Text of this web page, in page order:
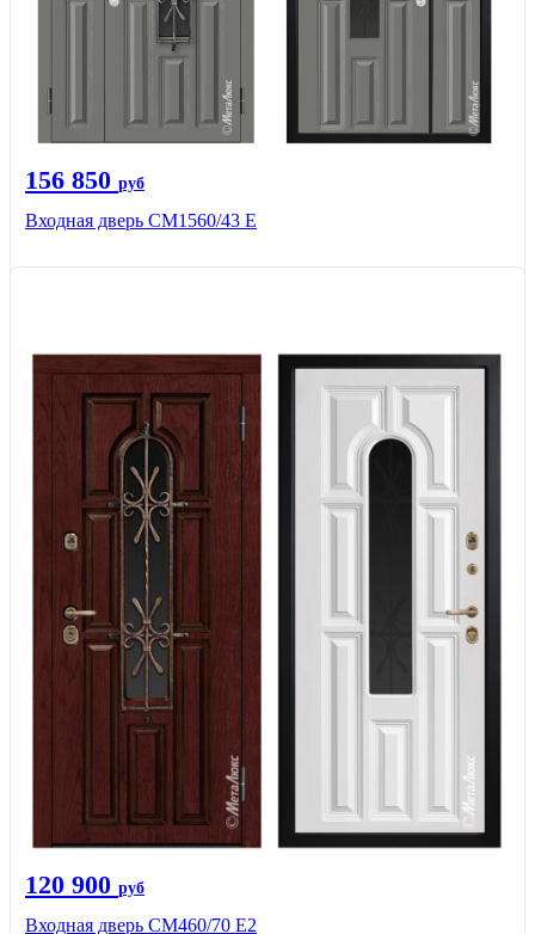
156 850 руб
Входная дверь СМ1560/43 Е
120 900 руб
Входная дверь СМ460/70 Е2